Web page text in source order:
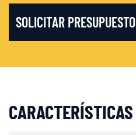
SOLICITAR PRESUPUESTO
CARACTERÍSTICAS